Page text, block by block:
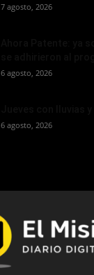
7 agosto, 2026
6 agosto, 2026
6 agosto, 2026